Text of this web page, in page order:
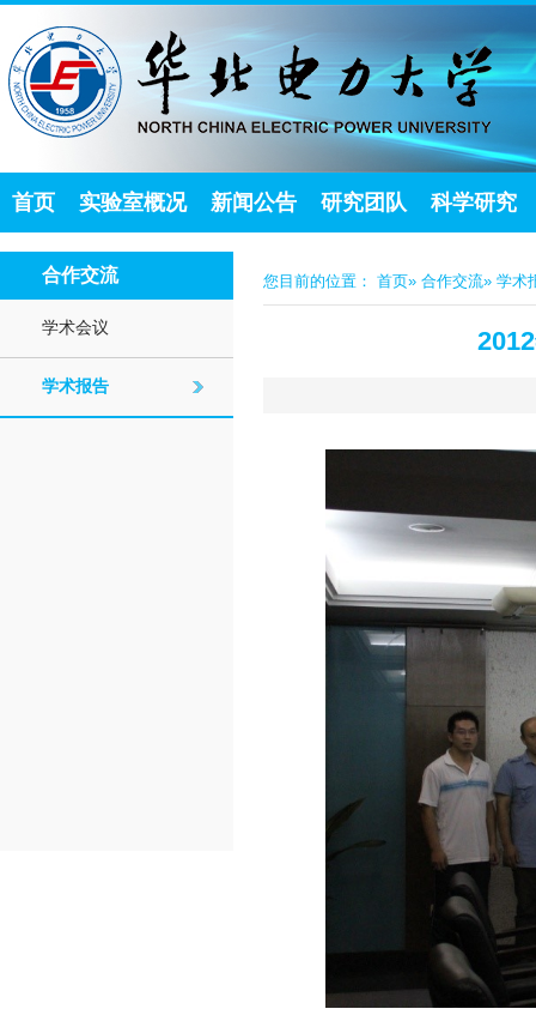
首页 实验室概况 新闻公告 研究团队 科学研究
合作交流
学术会议
学术报告
您目前的位置： 首页» 合作交流» 学术